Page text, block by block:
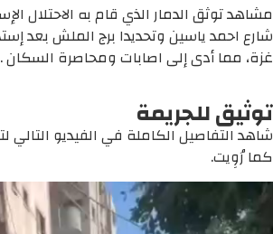
مشاهد توثق الدمار الذي قام به الاحتلال
شارع احمد ياسين وتحديدا برج الملش بعد
غزة، مما أدى إلى اصابات ومحاصرة السكان .
توثيق للجريمة
شاهد التفاصيل الكاملة في الفيديو التالي
كما رُوِيت.